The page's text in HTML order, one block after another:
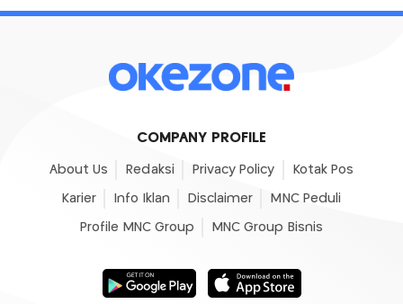
COMPANY PROFILE
About Us Redaksi Privacy Policy Kotak Pos
Karier Info Iklan Disclaimer MNC Peduli
Profile MNC Group MNC Group Bisnis